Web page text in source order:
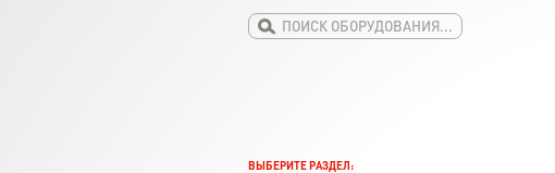
ВЫБЕРИТЕ РАЗДЕЛ: